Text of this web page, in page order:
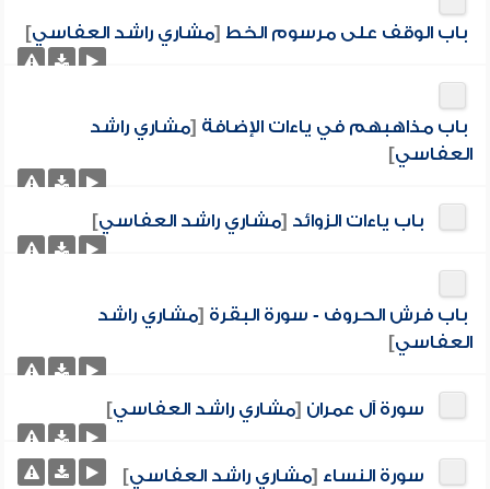
باب الوقف على مرسوم الخط [مشاري راشد العفاسي]
باب مذاهبهم في ياءات الإضافة [مشاري راشد
العفاسي]
باب ياءات الزوائد [مشاري راشد العفاسي]
باب فرش الحروف - سورة البقرة [مشاري راشد
العفاسي]
سورة آل عمران [مشاري راشد العفاسي]
سورة النساء [مشاري راشد العفاسي]